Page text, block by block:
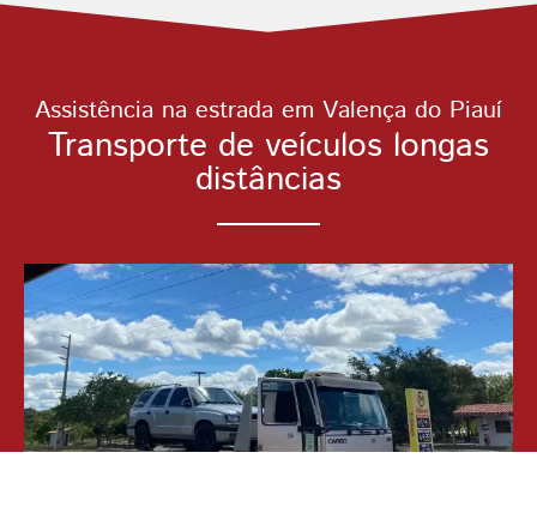
Assistência na estrada em Valença do Piauí
Transporte de veículos longas
distâncias